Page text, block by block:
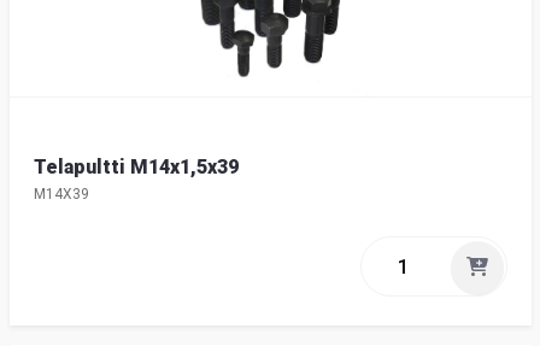
Telapultti M14x1,5x39
M14X39